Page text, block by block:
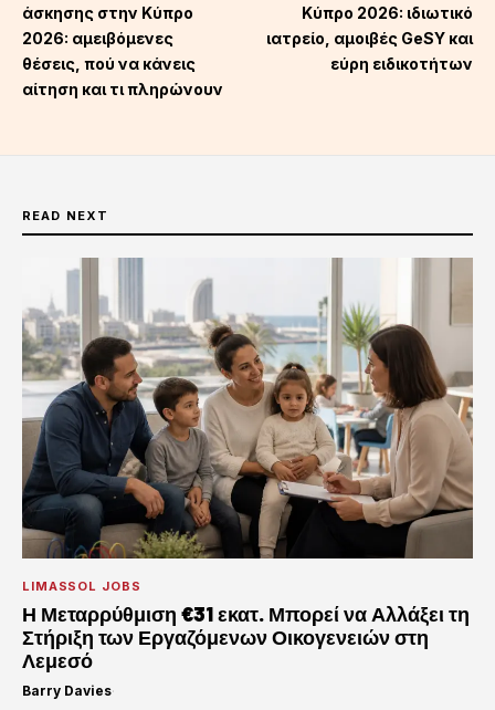
άσκησης στην Κύπρο
2026: αμειβόμενες
θέσεις, πού να κάνεις
αίτηση και τι πληρώνουν
Κύπρο 2026: ιδιωτικό
ιατρείο, αμοιβές GeSY και
εύρη ειδικοτήτων
READ NEXT
LIMASSOL JOBS
Η Μεταρρύθμιση €31 εκατ. Μπορεί να Αλλάξει τη
Στήριξη των Εργαζόμενων Οικογενειών στη
Λεμεσό
Barry Davies·